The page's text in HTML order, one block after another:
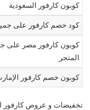
كوبون كارفور السعودية
كود خصم كارفور على
كوبون كارفور مصر على
المتجر
كوبون خصم كارفور